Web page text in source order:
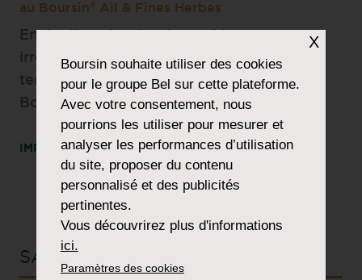
au Boursin ® Ail & Fines Herbes
Envie d’un plat simple, rapide et
irrésistiblement savoureux ? Laissez-vous
tenter par notre recette de Linguine au
Boursin Ail & Fines Herbes !
IMPRIMER PARTAGER
SAVEUR VEDETTE
X
Boursinsouhaite utiliser des cookies
pour le groupe Bel sur cette plateforme.
Avec votre consentement, nous
pourrions les utiliser pour mesurer et
analyser les performances d’utilisation
du site, proposer du contenu
personnalisé et des publicités
pertinentes.
Vous découvrirez plus d'informations
ici.
Paramètres des cookies